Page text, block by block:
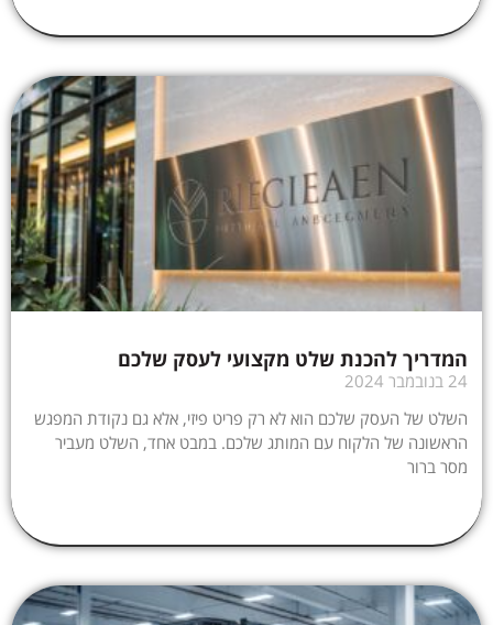
המדריך להכנת שלט מקצועי לעסק שלכם
24 בנובמבר 2024
השלט של העסק שלכם הוא לא רק פריט פיזי, אלא גם נקודת המפגש
הראשונה של הלקוח עם המותג שלכם. במבט אחד, השלט מעביר
מסר ברור